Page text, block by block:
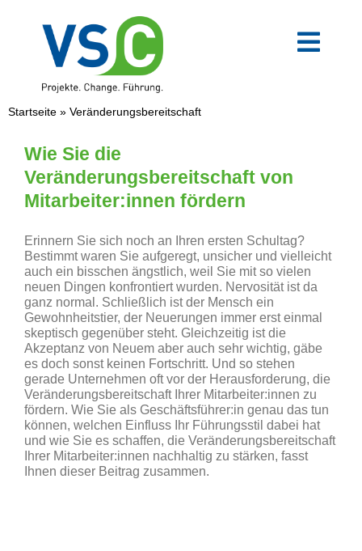
springen
VSC-Team
Mittelstand
Verwaltung
Digitale Transformation
Weiterbildungen
Blog
Startseite » Veränderungsbereitschaft
Wie Sie die
Veränderungsbereitschaft von
Mitarbeiter:innen fördern
Erinnern Sie sich noch an Ihren ersten Schultag?
Bestimmt waren Sie aufgeregt, unsicher und vielleicht
auch ein bisschen ängstlich, weil Sie mit so vielen
neuen Dingen konfrontiert wurden. Nervosität ist da
ganz normal. Schließlich ist der Mensch ein
Gewohnheitstier, der Neuerungen immer erst einmal
skeptisch gegenüber steht. Gleichzeitig ist die
Akzeptanz von Neuem aber auch sehr wichtig, gäbe
es doch sonst keinen Fortschritt. Und so stehen
gerade Unternehmen oft vor der Herausforderung, die
Veränderungsbereitschaft Ihrer Mitarbeiter:innen zu
fördern. Wie Sie als Geschäftsführer:in genau das tun
können, welchen Einfluss Ihr Führungsstil dabei hat
und wie Sie es schaffen, die Veränderungsbereitschaft
Ihrer Mitarbeiter:innen nachhaltig zu stärken, fasst
Ihnen dieser Beitrag zusammen.